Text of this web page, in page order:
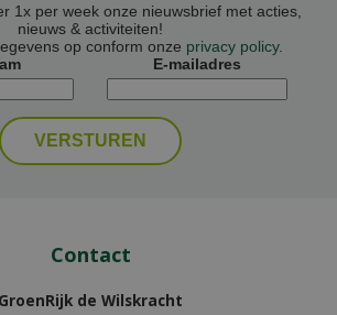
1x per week onze nieuwsbrief met acties,
nieuws & activiteiten!
op conform onze privacy policy.
E-mailadres
Contact
GroenRijk de Wilskracht